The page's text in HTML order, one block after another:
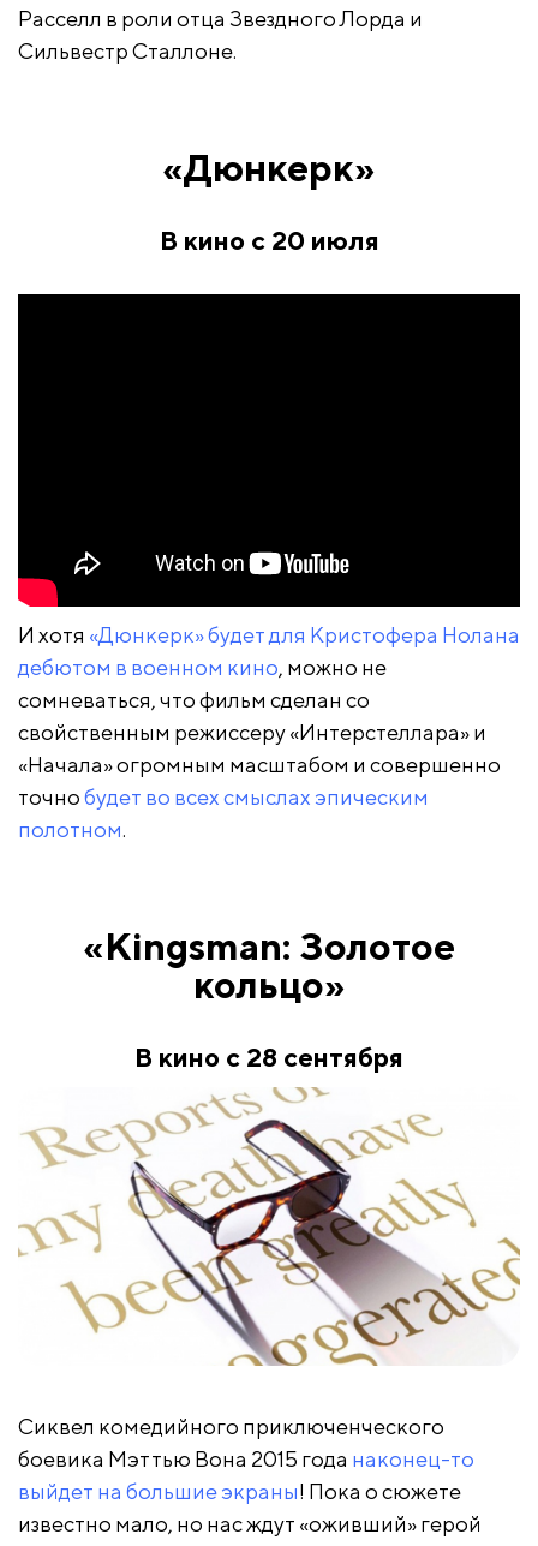
Расселл в роли отца Звездного Лорда и
Сильвестр Сталлоне.
«Дюнкерк»
В кино с 20 июля
И хотя «Дюнкерк» будет для Кристофера Нолана
дебютом в военном кино, можно не
сомневаться, что фильм сделан со
свойственным режиссеру «Интерстеллара» и
«Начала» огромным масштабом и совершенно
точнобудет во всех смыслах эпическим
полотном.
«Kingsman: Золотое
кольцо»
В кино с 28 сентября
Сиквел комедийного приключенческого
боевика Мэттью Вона 2015 года наконец-то
выйдет на большие экраны! Пока о сюжете
известно мало, но нас ждут «оживший» герой